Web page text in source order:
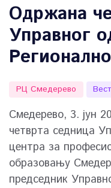
Одржана
Управног
РЦ Смедерево
Смедерево, 3. јун
четврта седница
центра за
образовању
председник